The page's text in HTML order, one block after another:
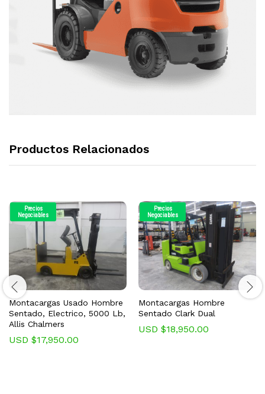
Productos Relacionados
Precios
Negociables
Montacargas Usado Hombre
Sentado, Electrico, 5000 Lb,
Allis Chalmers
USD $17,950.00
Precios
Negociables
Montacargas Hombre
Sentado Clark Dual
USD $18,950.00